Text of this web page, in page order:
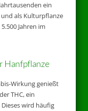
ein
als Kulturpflanze
Jahren im
Hanfpflanze
Wirkung genießt
THC, ein
wird häufig